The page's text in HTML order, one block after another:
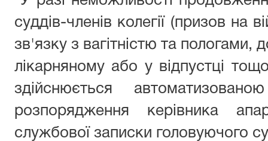
суддів-членів колегії (призов на
зв'язку з вагітністю та пологами,
лікарняному або у відпустці
здійснюється
розпорядження керівника
службової записки головуючого